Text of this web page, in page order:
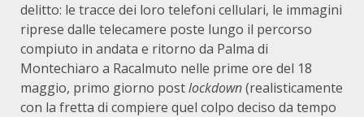
delitto: le tracce dei loro telefoni cellulari, le immagini
riprese dalle telecamere poste lungo il percorso
compiuto in andata e ritorno da Palma di
Montechiaro a Racalmuto nelle prime ore del 18
maggio, primo giorno postlockdown(realisticamente
con la fretta di compiere quel colpo deciso da tempo